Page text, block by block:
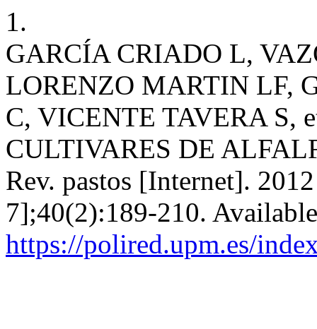
1.
GARCÍA CRIADO L,
LORENZO MARTIN LF,
C, VICENTE TAVERA S,
CULTIVARES DE
Rev. pastos [Internet].
7];40(2):189-210.
https://polired.upm.es/